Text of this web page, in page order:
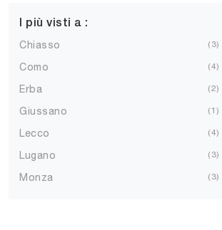
I più visti a :
Chiasso 3
Como 4
Erba 2
Giussano 1
Lecco 4
Lugano 3
Monza 3